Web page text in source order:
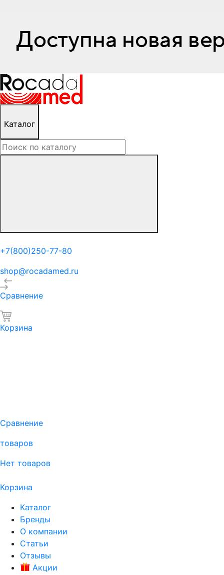
Каталог
+7(800)250-77-80
shop@rocadamed.ru
Сравнение
Корзина
Сравнение
товаров
Нет товаров
Корзина
Каталог
Бренды
О компании
Статьи
Отзывы
Акции